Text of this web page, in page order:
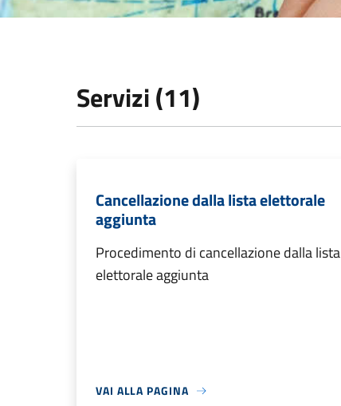
Servizi (11)
Cancellazione dalla lista elettorale
aggiunta
Procedimento di cancellazione dalla lista
elettorale aggiunta
VAI ALLA PAGINA